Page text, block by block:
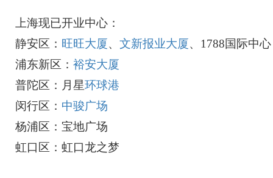
上海现已开业中心：
静安区： 旺旺大厦、 文新报业大厦、1788国际中心
浦东新区： 裕安大厦
普陀区：月星环球港
闵行区： 中骏广场
杨浦区：宝地广场
虹口区：虹口龙之梦